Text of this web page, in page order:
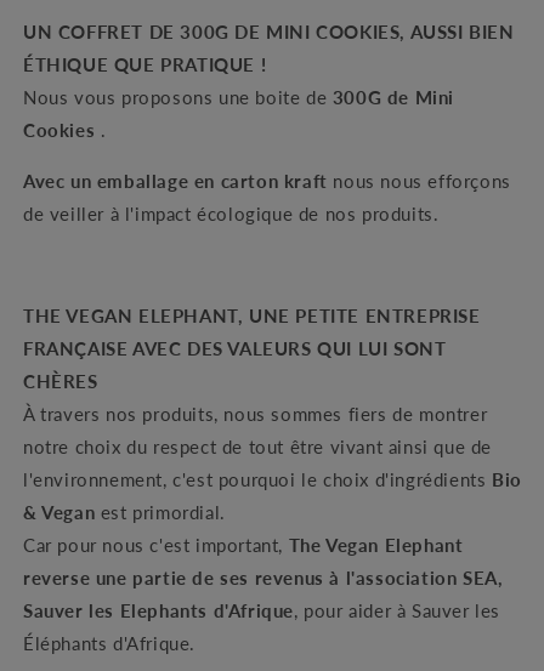
UN COFFRET DE 300G DE MINI COOKIES, AUSSI BIEN
ÉTHIQUE QUE PRATIQUE !
Nous vous proposons une boite de 300G de Mini
Cookies .
Avec un emballage en carton kraft nous nous efforçons
de veiller à l'impact écologique de nos produits.
THE VEGAN ELEPHANT, UNE PETITE ENTREPRISE
FRANÇAISE AVEC DES VALEURS QUI LUI SONT
CHÈRES
À travers nos produits, nous sommes fiers de montrer
notre choix du respect de tout être vivant ainsi que de
l'environnement, c'est pourquoi le choix d'ingrédients Bio
& Vegan est primordial.
Car pour nous c'est important, The Vegan Elephant
reverse une partie de ses revenus à l'association SEA,
Sauver les Elephants d'Afrique, pour aider à Sauver les
Éléphants d'Afrique.